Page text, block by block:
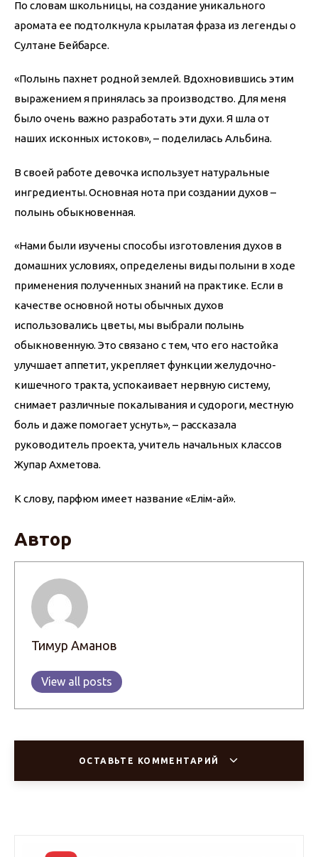
По словам школьницы, на создание уникального
аромата ее подтолкнула крылатая фраза из легенды о
Султане Бейбарсе.
«Полынь пахнет родной землей. Вдохновившись этим
выражением я принялась за производство. Для меня
было очень важно разработать эти духи. Я шла от
наших исконных истоков», – поделилась Альбина.
В своей работе девочка использует натуральные
ингредиенты. Основная нота при создании духов –
полынь обыкновенная.
«Нами были изучены способы изготовления духов в
домашних условиях, определены виды полыни в ходе
применения полученных знаний на практике. Если в
качестве основной ноты обычных духов
использовались цветы, мы выбрали полынь
обыкновенную. Это связано с тем, что его настойка
улучшает аппетит, укрепляет функции желудочно-
кишечного тракта, успокаивает нервную систему,
снимает различные покалывания и судороги, местную
боль и даже помогает уснуть», – рассказала
руководитель проекта, учитель начальных классов
Жупар Ахметова.
К слову, парфюм имеет название «Елім-ай».
Автор
Тимур Аманов
View all posts
ОСТАВЬТЕ КОММЕНТАРИЙ